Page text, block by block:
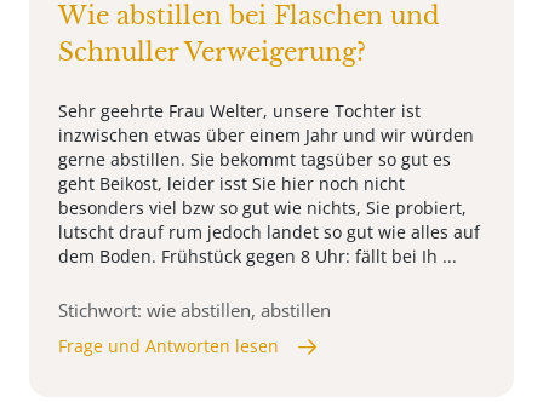
Wie abstillen bei Flaschen und
Schnuller Verweigerung?
Sehr geehrte Frau Welter, unsere Tochter ist
inzwischen etwas über einem Jahr und wir würden
gerne abstillen. Sie bekommt tagsüber so gut es
geht Beikost, leider isst Sie hier noch nicht
besonders viel bzw so gut wie nichts, Sie probiert,
lutscht drauf rum jedoch landet so gut wie alles auf
dem Boden. Frühstück gegen 8 Uhr: fällt bei Ih ...
Stichwort: wie abstillen, abstillen
Frage und Antworten lesen